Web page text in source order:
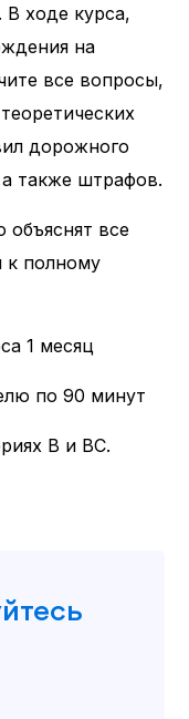
В ходе курса,
на
все вопросы,
дорожного
также штрафов.​
все
к полному
1 месяц
по 90 минут
B и BC.